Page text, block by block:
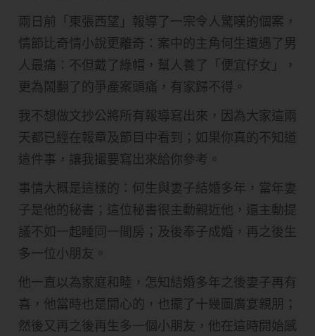
兩日前「東張西望」報導了一宗令人驚嘆的個案，
情節比奇情小說更離奇：案中的主角何生遭遇了男
人最痛：不但戴了綠帽，幫人養了「便宜仔女」，
更為鬧翻了的爭產案頭痛，有家歸不得。
我不想做文抄公將所有報導寫出來，因為大家這兩
天都已經在報章及節目中看到；如果你真的不知道
這件事，讓我撮要寫出來給你參考。
事情大概是這樣的：何生與妻子結婚多年，當年妻
子是他的秘書；這位秘書很主動親近他，還主動提
議不如一起睡同一間房；及後奉子成婚，再之後生
多一位小朋友。
他一直以為家庭和睦，怎知結婚多年之後妻子再有
喜，他當時也是開心的，也擺了十幾圖廣宴親朋；
然後又再之後再生多一個小朋友，他在這時開始感